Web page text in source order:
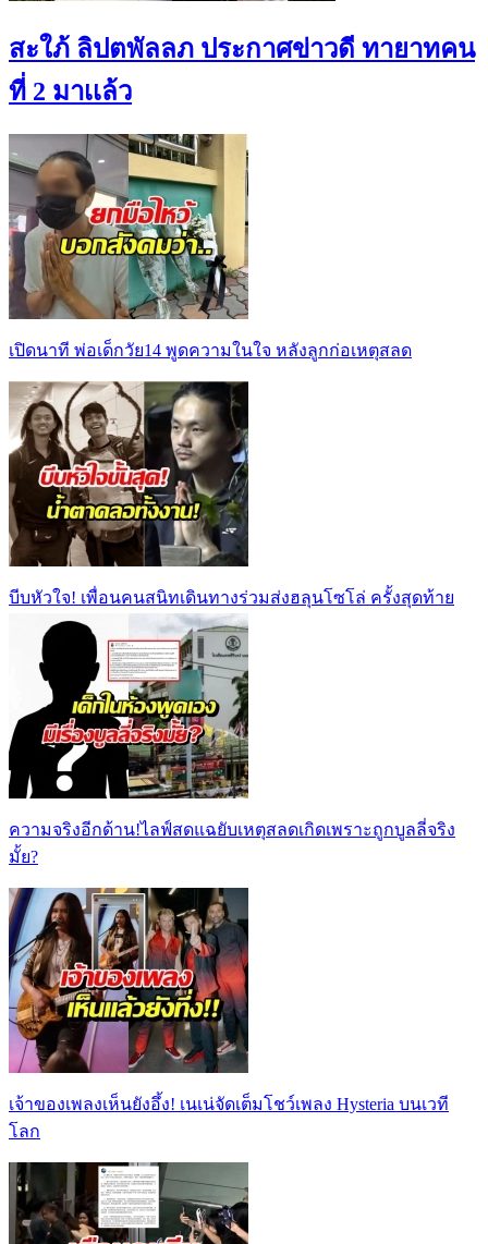
สะใภ้ ลิปตพัลลภ ประกาศข่าวดี ทายาทคน
ที่ 2 มาเเล้ว
เปิดนาที พ่อเด็กวัย14 พูดความในใจ หลังลูกก่อเหตุสลด
บีบหัวใจ! เพื่อนคนสนิทเดินทางร่วมส่งฮลุนโซโล่ ครั้งสุดท้าย
ความจริงอีกด้าน!ไลฟ์สดแฉยับเหตุสลดเกิดเพราะถูกบูลลี่จริง
มั้ย?
เจ้าของเพลงเห็นยังอึ้ง! เนเน่จัดเต็มโชว์เพลง Hysteria บนเวที
โลก